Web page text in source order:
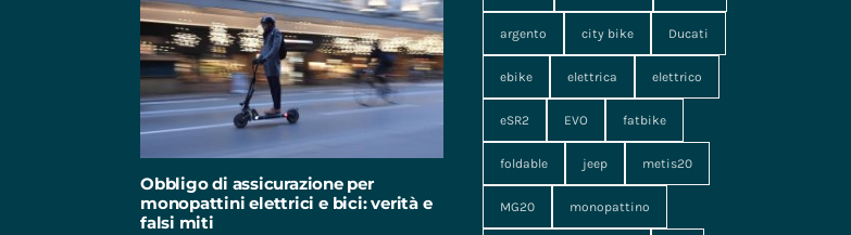
Obbligo di assicurazione per
monopattini elettrici e bici: verità e
falsi miti
argento city bike Ducati
ebike elettrica elettrico
eSR2 EVO fatbike
foldable jeep metis20
MG20 monopattino